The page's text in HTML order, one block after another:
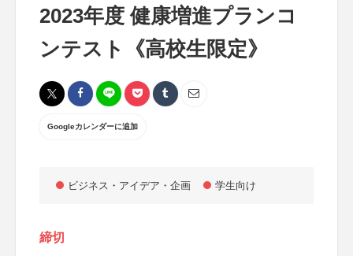
2023年度 健康増進プランコ
ンテスト《高校生限定》
Googleカレンダーに追加
ビジネス・アイデア・企画 学生向け
締切